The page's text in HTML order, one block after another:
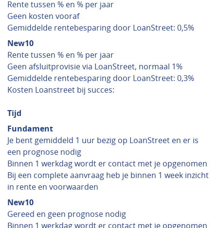
Rente tussen % en % per jaar
Geen kosten vooraf
Gemiddelde rentebesparing door LoanStreet: 0,5%
New10
Rente tussen % en % per jaar
Geen afsluitprovisie via LoanStreet, normaal 1%
Gemiddelde rentebesparing door LoanStreet: 0,3%
Kosten Loanstreet bij succes:
Tijd
Fundament
Je bent gemiddeld 1 uur bezig op LoanStreet en er is
een prognose nodig
Binnen 1 werkdag wordt er contact met je opgenomen
Bij een complete aanvraag heb je binnen 1 week inzicht
in rente en voorwaarden
New10
Gereed en geen prognose nodig
Binnen 1 werkdag wordt er contact met je opgenomen